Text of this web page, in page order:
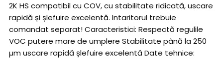
2K HS compatibil cu COV, cu stabilitate ridicată, uscare
rapidă și șlefuire excelentă. Intaritorul trebuie
comandat separat! Caracteristici: Respectă regulile
VOC putere mare de umplere Stabilitate până la 250
µm uscare rapidă șlefuire excelentă Date tehnice: